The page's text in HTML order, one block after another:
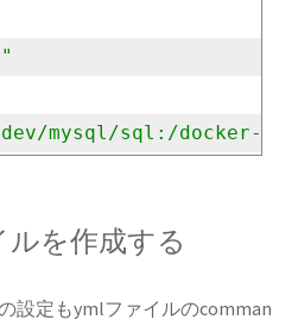
mysql/sql:/docker-
ルを作成する
設定もymlファイルのcomman